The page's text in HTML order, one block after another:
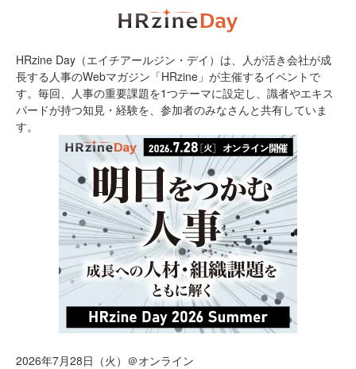
HRzine Day（エイチアールジン・デイ）は、人が活き会社が成
長する人事のWebマガジン「HRzine」が主催するイベントで
す。毎回、人事の重要課題を1つテーマに設定し、識者やエキス
パードが持つ知見・経験を、参加者のみなさんと共有していま
す。
2026年7月28日（火）＠オンライン